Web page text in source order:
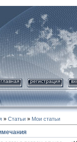
главная регистрация
» Статьи » Мои статьи